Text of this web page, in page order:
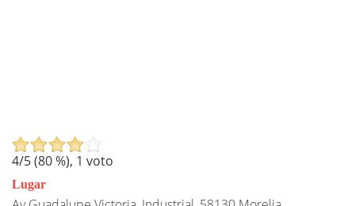
4/5 (80%), 1 voto
Lugar